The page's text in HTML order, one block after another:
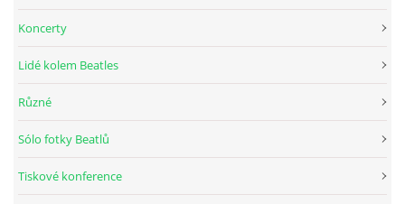
Koncerty
Lidé kolem Beatles
Různé
Sólo fotky Beatlů
Tiskové konference